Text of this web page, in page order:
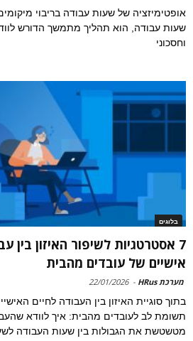
אופטימיזציה של שעות עבודה בריבוי
שעות עבודה, הוא תהליך מתמשך הדורש
וחסכוני
בלוגים
7 אסטרטגיות לשיפור האיזון בין
אישיים של עובדים מהבית
מערכת HRus -
22/01/2026
בתוך סוגיית האיזון בין העבודה לחיים
תשומת לב לעובדים מהבית: איך לוודא
מטשטשת את הגבולות בין שעות העבודה